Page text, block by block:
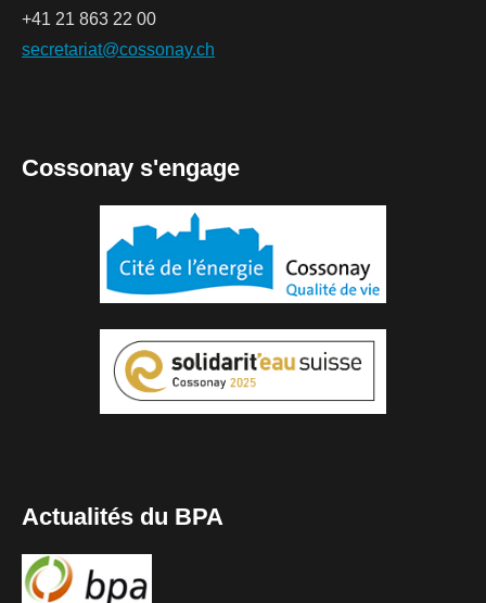
+41 21 863 22 00
secretariat@cossonay.ch
Cossonay s'engage
Actualités du BPA